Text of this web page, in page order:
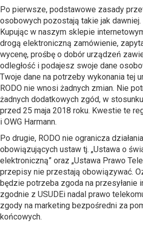
Po pierwsze, podstawowe zasady
osobowych pozostają takie jak dawniej.
Kupując w naszym sklepie
drogą elektroniczną zamówienie,
wycenę, prośbę o dobór urządzeń
odległość i podajesz swoje dane
Twoje dane na potrzeby wykonania tej
RODO nie wnosi żadnych zmian. Nie
żadnych dodatkowych zgód, w
przed 25 maja 2018 roku. Kwestie te
i OWG Harmann.
Po drugie, RODO nie ogranicza
obowiązujących ustaw tj. „Ustawa o
elektroniczną” oraz „Ustawa Prawo
przepisy nie przestają obowiązywać.
będzie potrzeba zgoda na przesyłanie
zgodnie z USUDEi nadal prawo
zgody na marketing bezpośredni za
końcowych.